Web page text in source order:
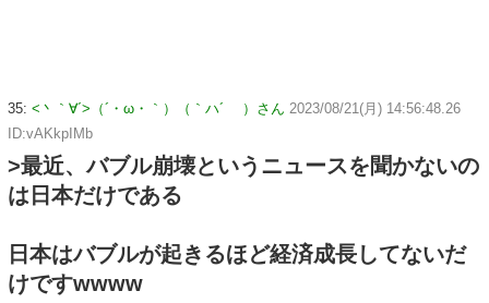
35: <丶｀∀´>（´・ω・｀）（｀ハ´ ）さん 2023/08/21(月) 14:56:48.26
ID:vAKkpIMb
>最近、バブル崩壊というニュースを聞かないの
は日本だけである
日本はバブルが起きるほど経済成長してないだ
けですwwww